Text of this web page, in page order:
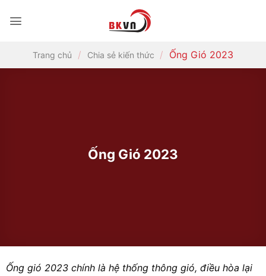
qua
Trang chủ / Chia sẻ kiến thức / Ống Gió 2023
Ống Gió 2023
Ống gió 2023 chính là hệ thống thông gió, điều hòa lại